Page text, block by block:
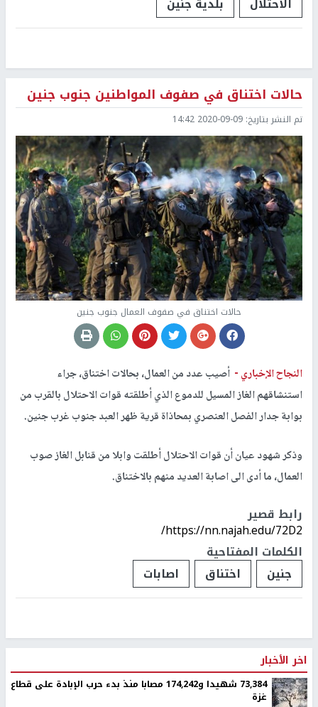
حالات اختناق في صفوف المواطنين جنوب جنين
تم النشر بتاريخ: 2020-09-09 14:42
حالات اختناق في صفوف العمال جنوب جنين
النجاح الإخباري - أصيب عدد من العمال، بحالات اختناق، جراء
استنشاقهم الغاز المسيل للدموع الذي أطلقته قوات الاحتلال بالقرب من
بوابة جدار الفصل العنصري بمحاذاة قرية ظهر العبد جنوب غرب جنين.
وذكر شهود عيان أن قوات الاحتلال أطلقت وابلا من قنابل الغاز صوب
العمال، ما أدى الى اصابة العديد منهم بالاختناق.
رابط قصير
https://nn.najah.edu/72D2/
الكلمات المفتاحية
جنين
اختناق اصابات
اخر الأخبار
73,384 شهيدا و174,242 مصابا منذ بدء حرب الإبادة على قطاع
غزة